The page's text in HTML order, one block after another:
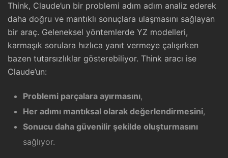
Think, Claude’un bir problemi adım adım analiz ederek
daha doğru ve mantıklı sonuçlara ulaşmasını sağlayan
bir araç. Geleneksel yöntemlerde YZ modelleri,
karmaşık sorulara hızlıca yanıt vermeye çalışırken
bazen tutarsızlıklar gösterebiliyor. Think aracı ise
Claude’un:
Problemi parçalara ayırmasını,
Her adımı mantıksal olarak değerlendirmesini,
Sonucu daha güvenilir şekilde oluşturmasını
sağlıyor.